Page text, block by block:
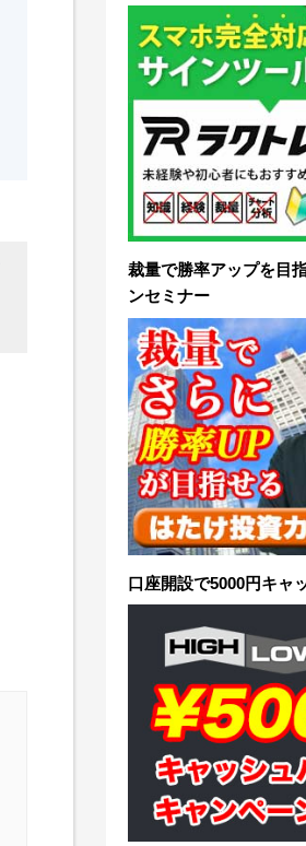
裁量で勝率アップを目
ンセミナー
口座開設で5000円キャ